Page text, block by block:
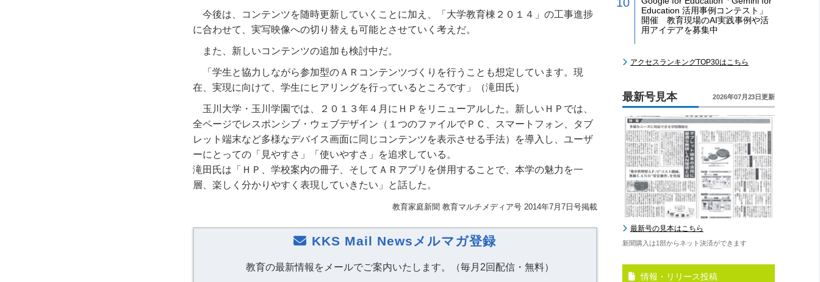
今後は、コンテンツを随時更新していくことに加え、「大学教育棟２０１４」の工事進捗
に合わせて、実写映像への切り替えも可能とさせていく考えだ。
また、新しいコンテンツの追加も検討中だ。
「学生と協力しながら参加型のＡＲコンテンツづくりを行うことも想定しています。現
在、実現に向けて、学生にヒアリングを行っているところです」（滝田氏）
玉川大学・玉川学園では、２０１３年４月にＨＰをリニューアルした。新しいＨＰでは、
全ページでレスポンシブ・ウェブデザイン（１つのファイルでＰＣ、スマートフォン、タブ
レット端末など多様なデバイス画面に同じコンテンツを表示させる手法）を導入し、ユーザ
ーにとっての「見やすさ」「使いやすさ」を追求している。
滝田氏は「ＨＰ、学校案内の冊子、そしてＡＲアプリを併用することで、本学の魅力を一
層、楽しく分かりやすく表現していきたい」と話した。
教育家庭新聞 教育マルチメディア号 2014年7月7日号掲載
KKS Mail Newsメルマガ登録
教育の最新情報をメールでご案内いたします。（毎月2回配信・無料）
Education 活用事例コンテスト」
開催 教育現場のAI実践事例や活
用アイデアを募集中
アクセスランキングTOP30はこちら
最新号見本 2026年07月23日更新
最新号の見本はこちら
新聞購入は1部からネット決済ができます
情報・リリース投稿